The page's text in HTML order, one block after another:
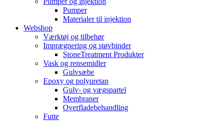
Pumper
Materialer til injektion
Webshop
Værktøj og tilbehør
Imprægnering og støvbinder
StoneTreatment Produkter
Vask og rensemidler
Gulvsæbe
Epoxy og polyuretan
Gulv- og vægspartel
Membraner
Overfladebehandling
Futte